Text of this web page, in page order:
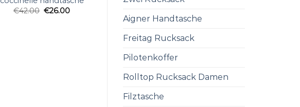
Aigner Handtasche
Freitag Rucksack
Pilotenkoffer
Rolltop Rucksack Damen
Filztasche
€42.00 €26.00